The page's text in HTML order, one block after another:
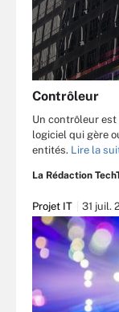
Contrôleur
Un contrôleur
logiciel qui gère
entités. Lire la
La Rédaction
Projet IT 31 juil.